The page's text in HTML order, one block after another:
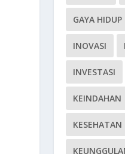
GAYA HIDUP
INOVASI
INVESTASI
KEINDAHAN